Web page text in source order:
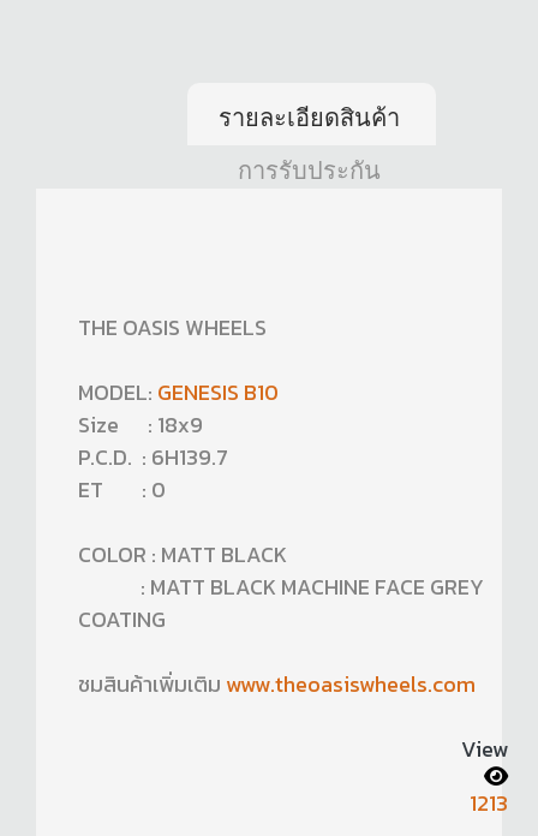
รายละเอียดสินค้า
การรับประกัน
THE OASIS WHEELS
MODEL: GENESIS B10
Size : 18x9
P.C.D. : 6H139.7
ET : 0
COLOR : MATT BLACK
: MATT BLACK MACHINE FACE GREY
COATING
ชมสินค้าเพิ่มเติม www.theoasiswheels.com
View
1213